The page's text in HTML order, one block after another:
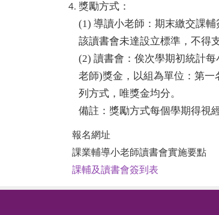
獎勵方式：
(1) 導讀小老師：期末繳交課
該讀書會未達設立標準，不得
(2) 讀書會：俟次學期初統計
老師)獎金，以組為單位：第一
列方式，唯獎金均分。
備註：獎勵方式每個學期得視
報名網址
課業輔導小老師讀書會實施要點
課輔及讀書會簽到表